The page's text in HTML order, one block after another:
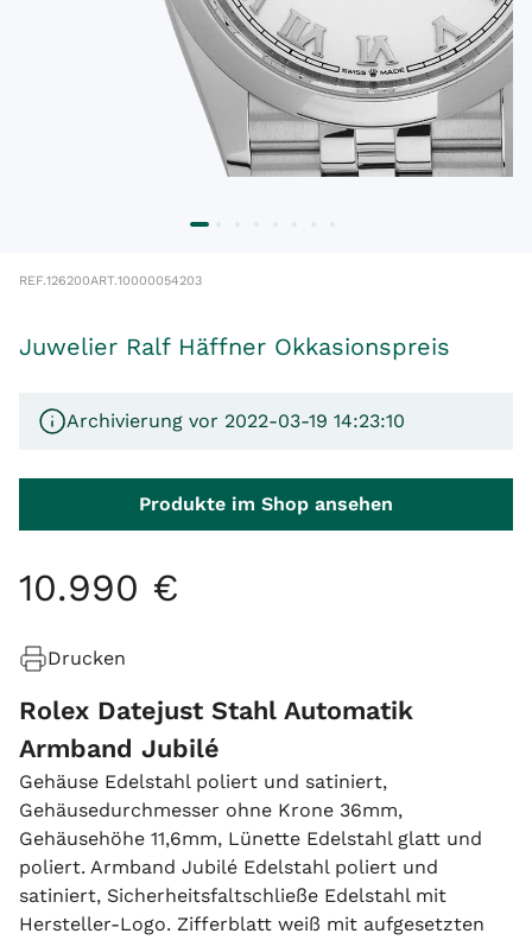
REF.126200ART.10000054203
Juwelier Ralf Häffner Okkasionspreis
Archivierung vor 2022-03-19 14:23:10
Produkte im Shop ansehen
10.990 €
Drucken
Rolex Datejust Stahl Automatik
Armband Jubilé
Gehäuse Edelstahl poliert und satiniert,
Gehäusedurchmesser ohne Krone 36mm,
Gehäusehöhe 11,6mm, Lünette Edelstahl glatt und
poliert. Armband Jubilé Edelstahl poliert und
satiniert, Sicherheitsfaltschließe Edelstahl mit
Hersteller-Logo. Zifferblatt weiß mit aufgesetzten